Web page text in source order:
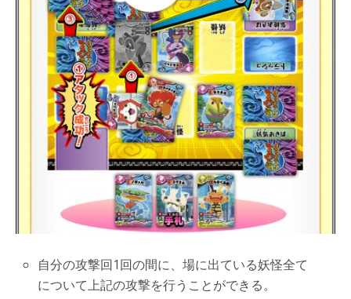
自分の攻撃回1回の間に、場に出ている妖怪全て
について上記の攻撃を行うことができる。